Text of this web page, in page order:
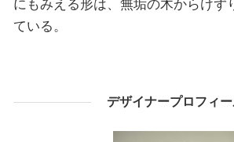
にもみえる形は、無垢の木からけず
ている。
デザイナープロフィ